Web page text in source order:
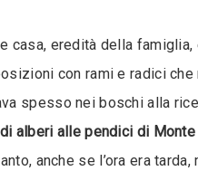
casa, eredità della
con rami e radici
spesso nei boschi alla
alberi alle pendici di
anche se l’ora era